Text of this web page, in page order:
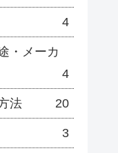
4
・メーカ
4
法 20
3